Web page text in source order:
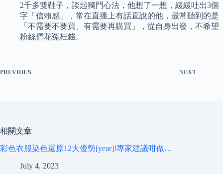
2千多雙鞋子，談起獨門心法，他想了一想，緩緩吐出3個
字「信賴感」，常在直播上有話直說的他，最常聽到的是
「不需要不要買、有需要再購買」，從自身出發，不希望
粉絲們花冤枉錢。
PREVIOUS NEXT
相關文章
彩色衣服染色還原12大優勢[year]!專家建議咁做…
July 4, 2023